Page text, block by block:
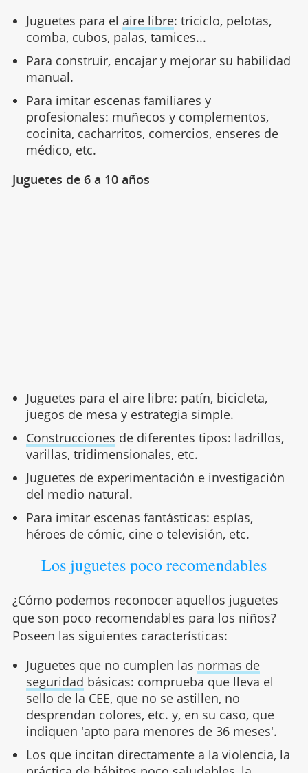
Juguetes para el aire libre: triciclo, pelotas,
comba, cubos, palas, tamices...
Para construir, encajar y mejorar su habilidad
manual.
Para imitar escenas familiares y
profesionales: muñecos y complementos,
cocinita, cacharritos, comercios, enseres de
médico, etc.
Juguetes de 6 a 10 años
Juguetes para el aire libre: patín, bicicleta,
juegos de mesa y estrategia simple.
Construcciones de diferentes tipos: ladrillos,
varillas, tridimensionales, etc.
Juguetes de experimentación e investigación
del medio natural.
Para imitar escenas fantásticas: espías,
héroes de cómic, cine o televisión, etc.
Los juguetes poco recomendables
¿Cómo podemos reconocer aquellos juguetes
que son poco recomendables para los niños?
Poseen las siguientes características:
Juguetes que no cumplen las normas de
seguridad básicas: comprueba que lleva el
sello de la CEE, que no se astillen, no
desprendan colores, etc. y, en su caso, que
indiquen 'apto para menores de 36 meses'.
Los que incitan directamente a la violencia, la